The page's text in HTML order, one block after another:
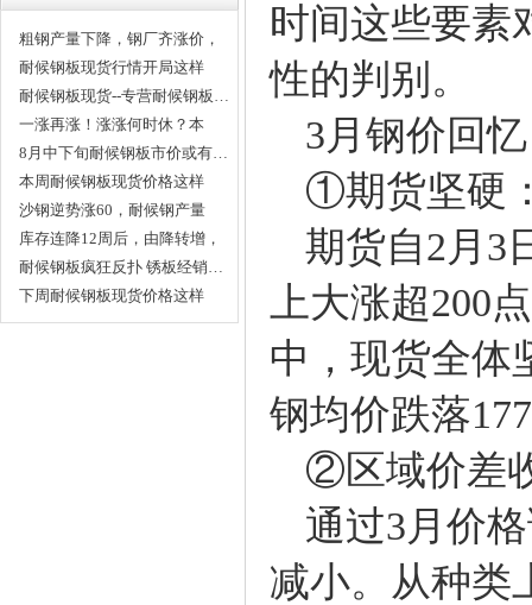
粗钢产量下降，钢厂齐涨价，
…
耐候钢板现货行情开局这样
走…
耐候钢板现货--专营耐候钢板…
一涨再涨！涨涨何时休？本
周…
8月中下旬耐候钢板市价或有…
本周耐候钢板现货价格这样
走…
沙钢逆势涨60，耐候钢产量
全…
库存连降12周后，由降转增，
…
耐候钢板疯狂反扑 锈板经销…
下周耐候钢板现货价格这样
走…
时间这些要素
性的判别。
3月钢价回
①期货坚硬
期货自2月3
上大涨超200
中，现货全体
钢均价跌落
②区域价差
通过3月价格
减小。从种类